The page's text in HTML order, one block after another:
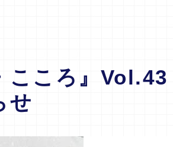
こころ』
せ